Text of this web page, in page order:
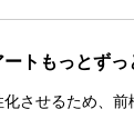
トもっとずっ
させるため、